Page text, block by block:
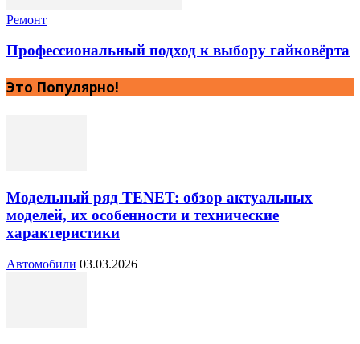
Ремонт
Профессиональный подход к выбору гайковёрта
Это Популярно!
Модельный ряд TENET: обзор актуальных
моделей, их особенности и технические
характеристики
Автомобили 03.03.2026